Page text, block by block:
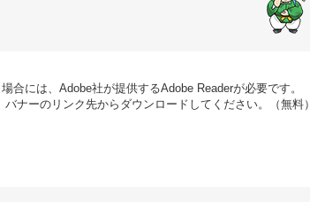
合には、Adobe社が提供するAdobe Readerが必要です。
ナーのリンク先からダウンロードしてください。（無料）